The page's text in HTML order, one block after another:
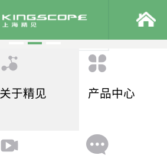
关于精见 产品中心